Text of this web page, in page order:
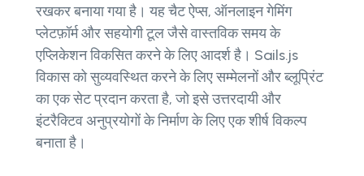
रखकर बनाया गया है। यह चैट ऐप्स, ऑनलाइन गेमिंग
प्लेटफ़ॉर्म और सहयोगी टूल जैसे वास्तविक समय के
एप्लिकेशन विकसित करने के लिए आदर्श है। Sails.js
विकास को सुव्यवस्थित करने के लिए सम्मेलनों और ब्लूप्रिंट
का एक सेट प्रदान करता है, जो इसे उत्तरदायी और
इंटरैक्टिव अनुप्रयोगों के निर्माण के लिए एक शीर्ष विकल्प
बनाता है।